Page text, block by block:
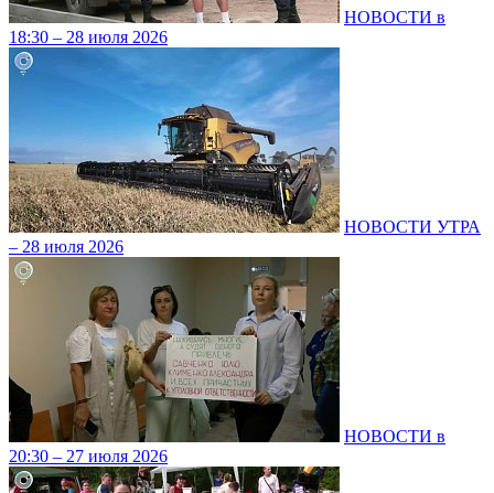
НОВОСТИ в
18:30 – 28 июля 2026
НОВОСТИ УТРА
– 28 июля 2026
НОВОСТИ в
20:30 – 27 июля 2026